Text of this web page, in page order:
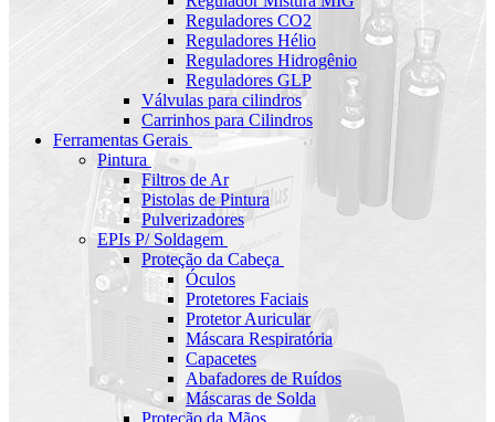
Reguladores CO2
Reguladores Hélio
Reguladores Hidrogênio
Reguladores GLP
Válvulas para cilindros
Carrinhos para Cilindros
Ferramentas Gerais
Pintura
Filtros de Ar
Pistolas de Pintura
Pulverizadores
EPIs P/ Soldagem
Proteção da Cabeça
Óculos
Protetores Faciais
Protetor Auricular
Máscara Respiratória
Capacetes
Abafadores de Ruídos
Máscaras de Solda